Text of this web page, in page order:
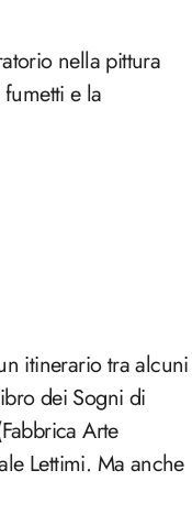
nella pittura
e la
itinerario tra alcuni
dei Sogni di
Arte
Lettimi. Ma anche